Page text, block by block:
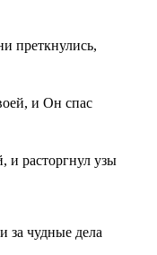
преткнулись,
и Он спас
и расторгнул узы
за чудные дела